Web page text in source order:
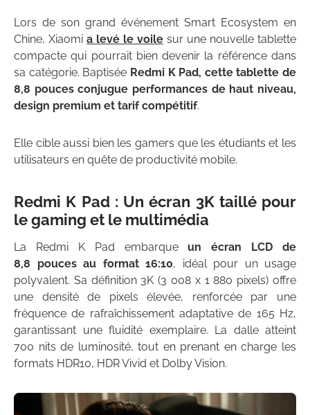
Lors de son grand événement Smart Ecosystem en
Chine, Xiaomi a levé le voile sur une nouvelle tablette
compacte qui pourrait bien devenir la référence dans
sa catégorie. Baptisée Redmi K Pad, cette tablette de
8,8 pouces conjugue performances de haut niveau,
design premium et tarif compétitif.
Elle cible aussi bien les gamers que les étudiants et les
utilisateurs en quête de productivité mobile.
Redmi K Pad : Un écran 3K taillé pour
le gaming et le multimédia
La Redmi K Pad embarque un écran LCD de
8,8 pouces au format 16:10, idéal pour un usage
polyvalent. Sa définition 3K (3 008 x 1 880 pixels) offre
une densité de pixels élevée, renforcée par une
fréquence de rafraîchissement adaptative de 165 Hz,
garantissant une fluidité exemplaire. La dalle atteint
700 nits de luminosité, tout en prenant en charge les
formats HDR10, HDR Vivid et Dolby Vision.